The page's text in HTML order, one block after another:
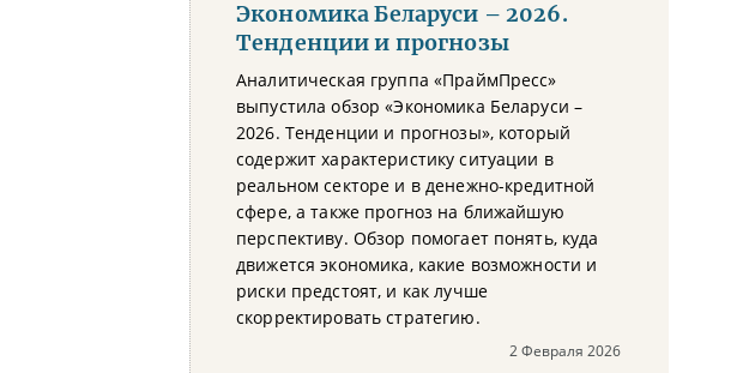
Экономика Беларуси – 2026.
Тенденции и прогнозы
Аналитическая группа «ПраймПресс»
выпустила обзор «Экономика Беларуси –
2026. Тенденции и прогнозы», который
содержит характеристику ситуации в
реальном секторе и в денежно-кредитной
сфере, а также прогноз на ближайшую
перспективу. Обзор помогает понять, куда
движется экономика, какие возможности и
риски предстоят, и как лучше
скорректировать стратегию.
2 Февраля 2026